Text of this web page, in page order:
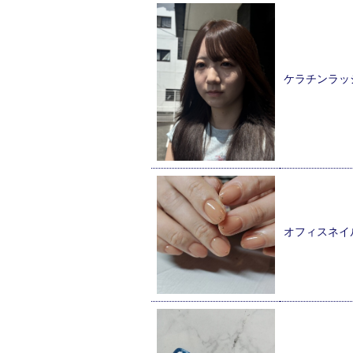
ケラチンラッ
オフィスネイ